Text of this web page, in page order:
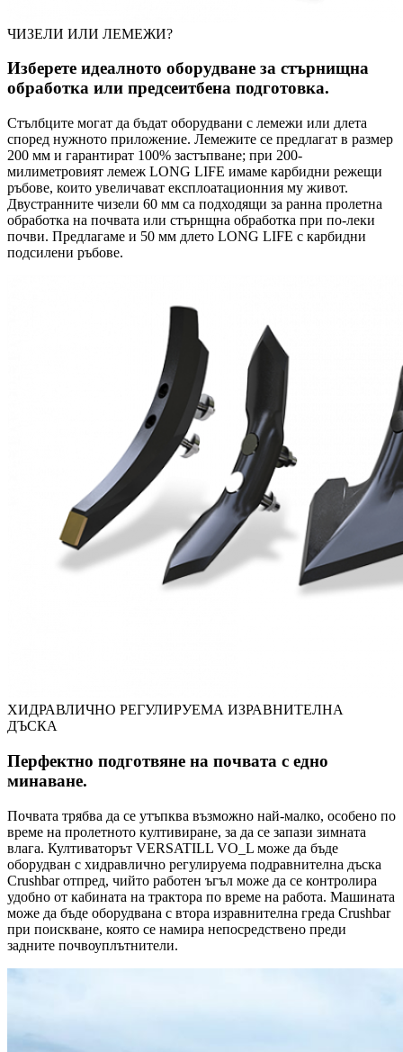
ЧИЗЕЛИ ИЛИ ЛЕМЕЖИ?
Изберете идеалното оборудване за стърнищна
обработка или предсеитбена подготовка.
Стълбците могат да бъдат оборудвани с лемежи или длета
според нужното приложение. Лемежите се предлагат в размер
200 мм и гарантират 100% застъпване; при 200-
милиметровият лемеж LONG LIFE имаме карбидни режещи
ръбове, които увеличават експлоатационния му живот.
Двустранните чизели 60 мм са подходящи за ранна пролетна
обработка на почвата или стърнщна обработка при по-леки
почви. Предлагаме и 50 мм длето LONG LIFE с карбидни
подсилени ръбове.
ХИДРАВЛИЧНО РЕГУЛИРУЕМА ИЗРАВНИТЕЛНА
ДЪСКА
Перфектно подготвяне на почвата с едно
минаване.
Почвата трябва да се утъпква възможно най-малко, особено по
време на пролетното култивиране, за да се запази зимната
влага. Култиваторът VERSATILL VO_L може да бъде
оборудван с хидравлично регулируема подравнителна дъска
Crushbar отпред, чийто работен ъгъл може да се контролира
удобно от кабината на трактора по време на работа. Машината
може да бъде оборудвана с втора изравнителна греда Crushbar
при поискване, която се намира непосредствено преди
задните почвоуплътнители.